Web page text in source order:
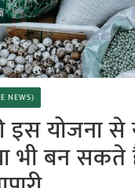
NEWS)
इस योजना
भी बन